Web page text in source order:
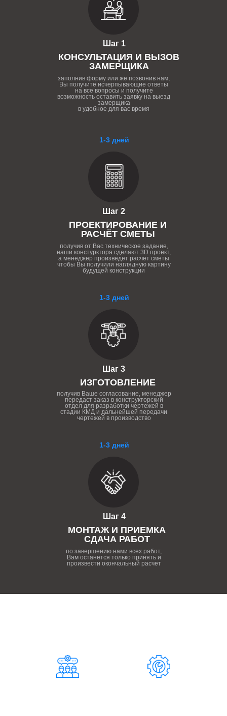
1-3 дней
Шаг 4
МОНТАЖ И ПРИЕМКА
СДАЧА РАБОТ
по завершению нами всех работ,
Вам останется только принять и
произвести окончальный расчет
1-3 дней
Шаг 3
ИЗГОТОВЛЕНИЕ
получив Ваше согласование, менеджер
передаст заказ в конструкторский
отдел для разработки чертежей в
стадии КМД и дальнейшей передачи
чертежей в производство
1-3 дней
Шаг 2
ПРОЕКТИРОВАНИЕ И
РАСЧЁТ СМЕТЫ
получив от Вас техническое задание,
наши констурктора сделают 3D проект,
а менеджер произведет расчет сметы
чтобы Вы получили наглядную картину
будущей конструкции
Шаг 1
КОНСУЛЬТАЦИЯ И ВЫЗОВ
ЗАМЕРЩИКА
заполнив форму или же позвонив нам,
Вы получите исчерпывающие ответы
на все вопросы и получите
возможность оставить заявку на выезд
замерщика
в удобное для вас время